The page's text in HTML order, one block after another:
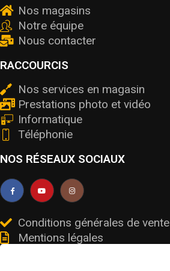
Nos magasins
Notre équipe
Nous contacter
RACCOURCIS
Nos services en magasin
Prestations photo et vidéo
Informatique
Téléphonie
NOS RÉSEAUX SOCIAUX
Conditions générales de vente
Mentions légales